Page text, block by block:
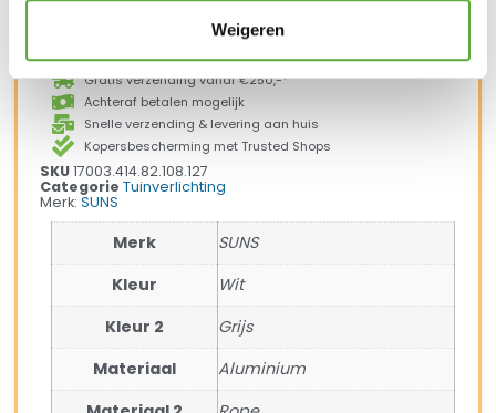
Weigeren
Gratis verzending vanaf €250,-*
Achteraf betalen mogelijk
Snelle verzending & levering aan huis
Kopersbescherming met Trusted Shops
SKU17003.414.82.108.127
Categorie Tuinverlichting
Merk:SUNS
Merk
SUNS
Kleur
Wit
Kleur 2
Grijs
Materiaal
Aluminium